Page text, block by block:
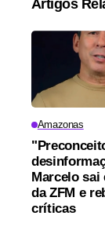
Artigos
Amazonas
Marcelo sai
da ZFM e
críticas